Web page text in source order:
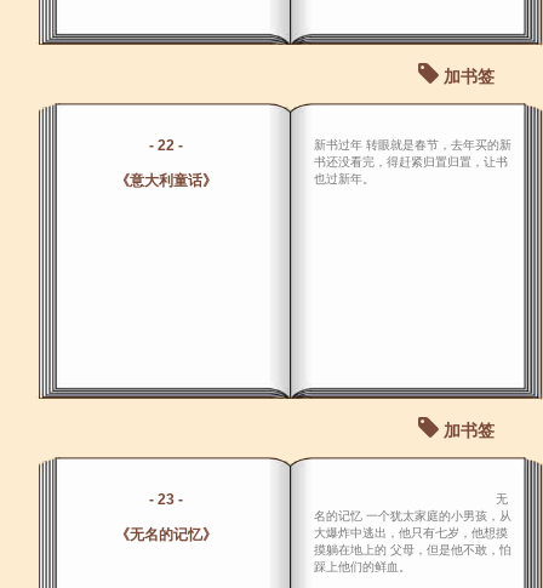
加书签
- 22 -
《意大利童话》
新书过年 转眼就是春节，去年买的新
书还没看完，得赶紧归置归置，让书
也过新年。
加书签
- 23 -
《无名的记忆》
无
名的记忆 一个犹太家庭的小男孩，从
大爆炸中逃出，他只有七岁，他想摸
摸躺在地上的 父母，但是他不敢，怕
踩上他们的鲜血。